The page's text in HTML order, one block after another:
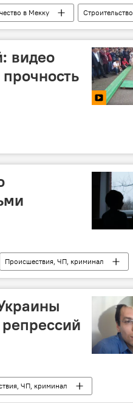
в Мекку
Строительство
видео
Происшествия, ЧП, криминал
ЧП, криминал